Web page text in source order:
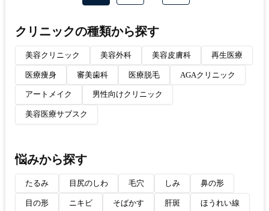
クリニックの種類から探す
美容クリニック 美容外科 美容皮膚科 再生医療
医療痩身 審美歯科 医療脱毛 AGAクリニック
アートメイク 男性向けクリニック
美容医療サブスク
悩みから探す
たるみ 目尻のしわ 毛穴 しみ 鼻の形
目の形 ニキビ そばかす 肝斑 ほうれい線